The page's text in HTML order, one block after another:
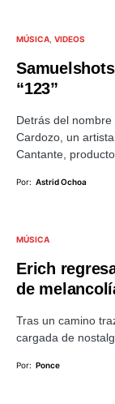
MÚSICA VIDEOS
“123”
Detrás del
Cardozo, un
Cantante,
Por: Astrid Ochoa
MÚSICA
Erich
de
Tras un camino
cargada de
Por: Ponce